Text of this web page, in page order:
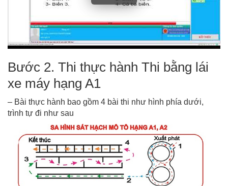
Bước 2. Thi thực hành Thi bằng lái
xe máy hạng A1
– Bài thực hành bao gồm 4 bài thi như hình phía dưới,
trình tự đi như sau